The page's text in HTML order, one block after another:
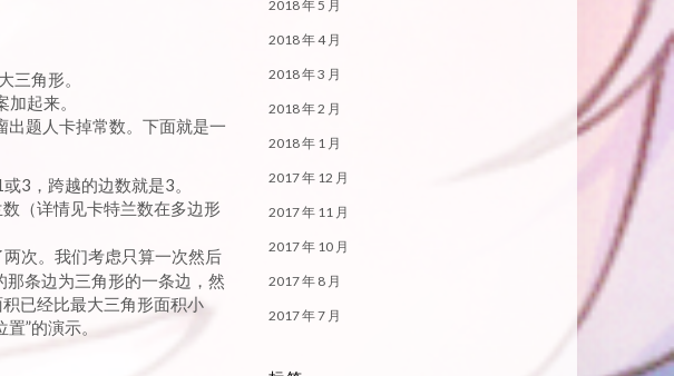
三角形。
起来。
出题人卡掉常数。下面就是一
3，跨越的边数就是3。
（详情见卡特兰数在多边形
两次。我们考虑只算一次然后
条边为三角形的一条边，然
已经比最大三角形面积小
”的演示。
2018 年 5 月
2018 年 4 月
2018 年 3 月
2018 年 2 月
2018 年 1 月
2017 年 12 月
2017 年 11 月
2017 年 10 月
2017 年 8 月
2017 年 7 月